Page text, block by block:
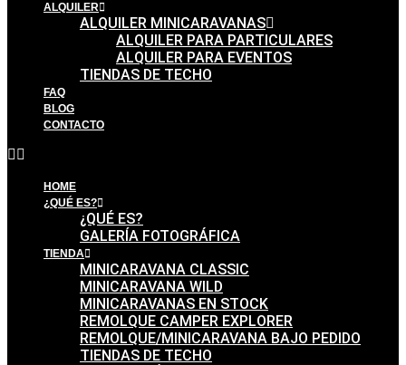
ALQUILER
ALQUILER MINICARAVANAS
ALQUILER PARA PARTICULARES
ALQUILER PARA EVENTOS
TIENDAS DE TECHO
FAQ
BLOG
CONTACTO
HOME
¿QUÉ ES?
¿QUÉ ES?
GALERÍA FOTOGRÁFICA
TIENDA
MINICARAVANA CLASSIC
MINICARAVANA WILD
MINICARAVANAS EN STOCK
REMOLQUE CAMPER EXPLORER
REMOLQUE/MINICARAVANA BAJO PEDIDO
TIENDAS DE TECHO